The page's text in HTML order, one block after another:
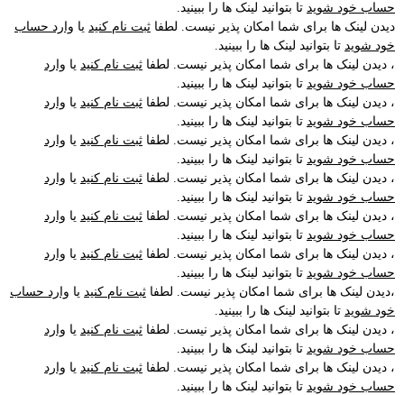
حساب خود شوید تا بتوانید لینک ها را ببینید.
دیدن لینک ها برای شما امکان پذیر نیست. لطفا ثبت نام کنید یا وارد حساب
خود شوید تا بتوانید لینک ها را ببینید.
، دیدن لینک ها برای شما امکان پذیر نیست. لطفا ثبت نام کنید یا وارد
حساب خود شوید تا بتوانید لینک ها را ببینید.
، دیدن لینک ها برای شما امکان پذیر نیست. لطفا ثبت نام کنید یا وارد
حساب خود شوید تا بتوانید لینک ها را ببینید.
، دیدن لینک ها برای شما امکان پذیر نیست. لطفا ثبت نام کنید یا وارد
حساب خود شوید تا بتوانید لینک ها را ببینید.
، دیدن لینک ها برای شما امکان پذیر نیست. لطفا ثبت نام کنید یا وارد
حساب خود شوید تا بتوانید لینک ها را ببینید.
، دیدن لینک ها برای شما امکان پذیر نیست. لطفا ثبت نام کنید یا وارد
حساب خود شوید تا بتوانید لینک ها را ببینید.
، دیدن لینک ها برای شما امکان پذیر نیست. لطفا ثبت نام کنید یا وارد
حساب خود شوید تا بتوانید لینک ها را ببینید.
،دیدن لینک ها برای شما امکان پذیر نیست. لطفا ثبت نام کنید یا وارد حساب
خود شوید تا بتوانید لینک ها را ببینید.
، دیدن لینک ها برای شما امکان پذیر نیست. لطفا ثبت نام کنید یا وارد
حساب خود شوید تا بتوانید لینک ها را ببینید.
، دیدن لینک ها برای شما امکان پذیر نیست. لطفا ثبت نام کنید یا وارد
حساب خود شوید تا بتوانید لینک ها را ببینید.